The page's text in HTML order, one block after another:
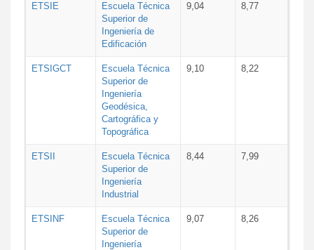
ETSIE
Escuela Técnica
Superior de
Ingeniería de
Edificación
9,04 8,77
ETSIGCT
Escuela Técnica
Superior de
Ingeniería
Geodésica,
Cartográfica y
Topográfica
9,10 8,22
ETSII
Escuela Técnica
Superior de
Ingeniería
Industrial
8,44 7,99
ETSINF
Escuela Técnica
Superior de
Ingeniería
9,07 8,26